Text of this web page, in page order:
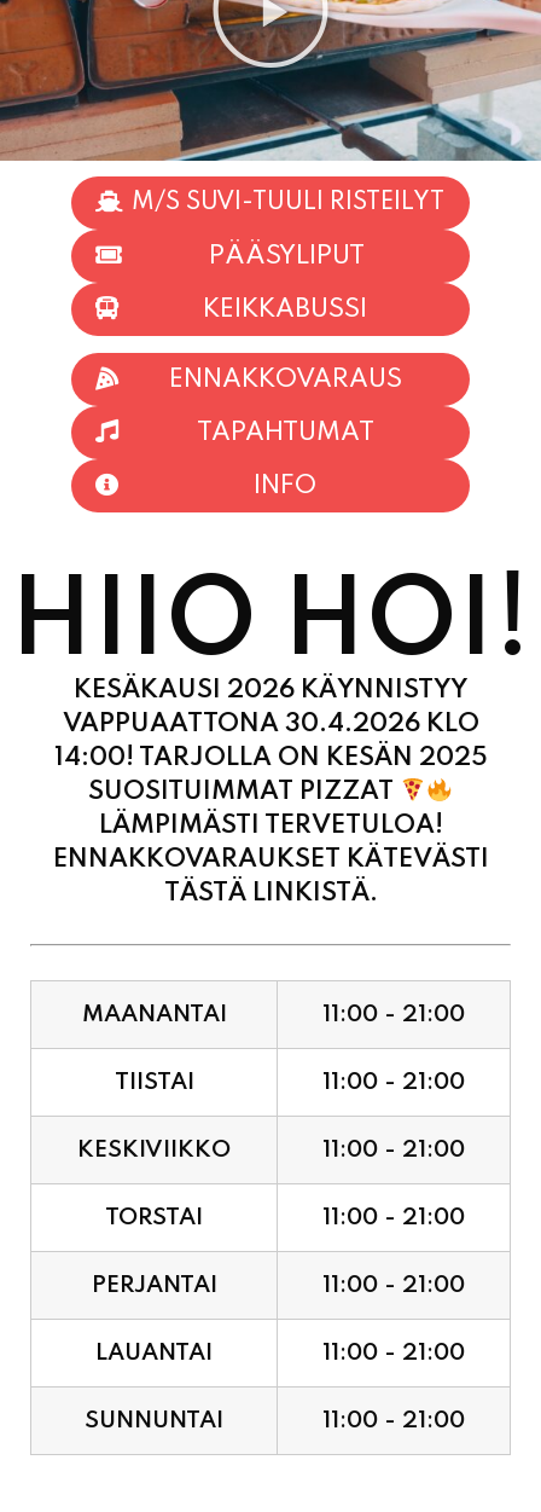
M/S SUVI-TUULI RISTEILYT
PÄÄSYLIPUT
KEIKKABUSSI
ENNAKKOVARAUS
TAPAHTUMAT
INFO
HIIO HOI!
KESÄKAUSI 2026 KÄYNNISTYY
VAPPUAATTONA 30.4.2026 KLO
14:00! TARJOLLA ON KESÄN 2025
SUOSITUIMMAT PIZZAT
LÄMPIMÄSTI TERVETULOA!
ENNAKKOVARAUKSET KÄTEVÄSTI
TÄSTÄ LINKISTÄ.
MAANANTAI 11:00 - 21:00
TIISTAI 11:00 - 21:00
KESKIVIIKKO 11:00 - 21:00
TORSTAI 11:00 - 21:00
PERJANTAI 11:00 - 21:00
LAUANTAI 11:00 - 21:00
SUNNUNTAI 11:00 - 21:00